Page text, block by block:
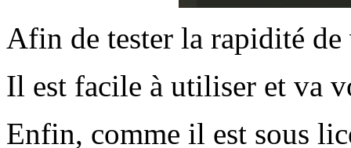
Afin de tester la rapidité
Il est facile à utiliser et va
Enfin, comme il est sous